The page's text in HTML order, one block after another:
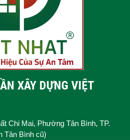
XÂY DỰNG VIỆT
Chi Mai, Phường Tân Bình, TP.
Tân Bình cũ)